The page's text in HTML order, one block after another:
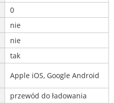
0
nie
nie
tak
Apple iOS, Google Android
przewód do ładowania